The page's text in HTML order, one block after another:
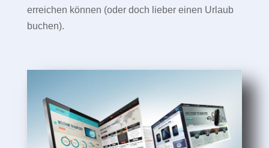
erreichen können (oder doch lieber einen Urlaub
buchen).